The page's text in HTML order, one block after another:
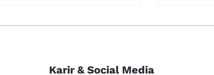
Karir & Social Media